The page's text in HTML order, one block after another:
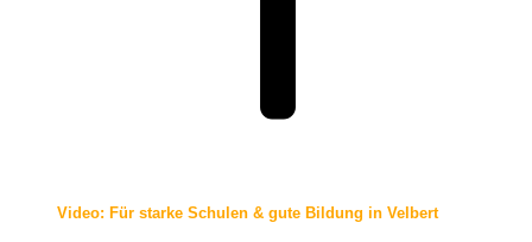
Video: Für starke Schulen & gute Bildung in Velbert